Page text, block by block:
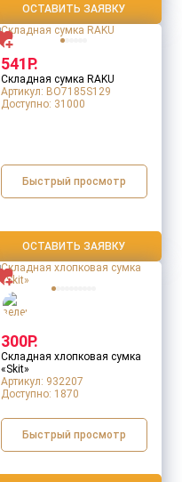
ОСТАВИТЬ ЗАЯВКУ
541Р.
Складная сумка RAKU
Артикул: BO7185S129
Доступно: 31000
Быстрый просмотр
ОСТАВИТЬ ЗАЯВКУ
300Р.
Складная хлопковая сумка
«Skit»
Артикул: 932207
Доступно: 1870
Быстрый просмотр